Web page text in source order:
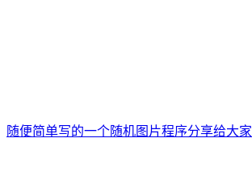
随便简单写的一个随机图片程序分享给大家